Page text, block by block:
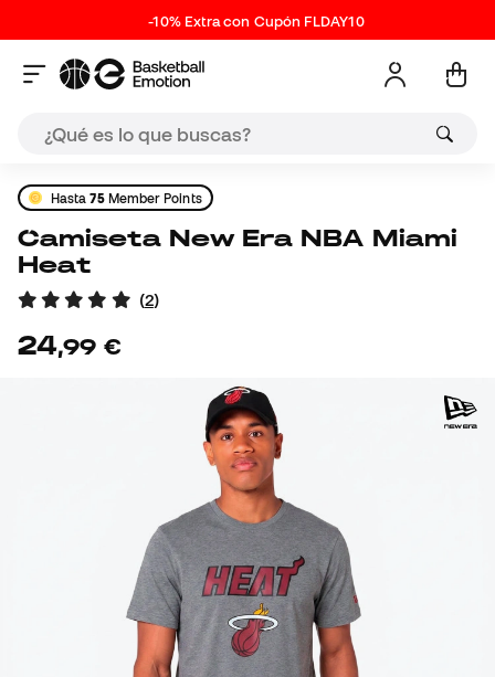
-10% Extra con Cupón FLDAY10
Hasta75Member Points
Camiseta New Era NBA Miami
Heat
(2)
24,99 €